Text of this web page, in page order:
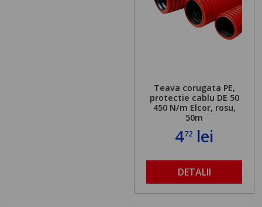
Teava corugata PE,
protectie cablu DE 50
450 N/m Elcor, rosu,
50m
472 lei
DETALII